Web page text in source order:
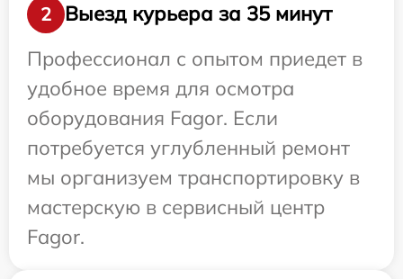
2
Выезд курьера за 35 минут
Профессионал с опытом приедет в
удобное время для осмотра
оборудования Fagor. Если
потребуется углубленный ремонт
мы организуем транспортировку в
мастерскую в сервисный центр
Fagor.